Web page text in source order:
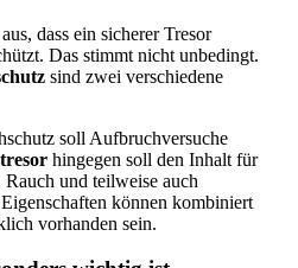
dass ein sicherer Tresor
Das stimmt nicht unbedingt.
sind zwei verschiedene
soll Aufbruchversuche
hingegen soll den Inhalt für
und teilweise auch
können kombiniert
vorhanden sein.